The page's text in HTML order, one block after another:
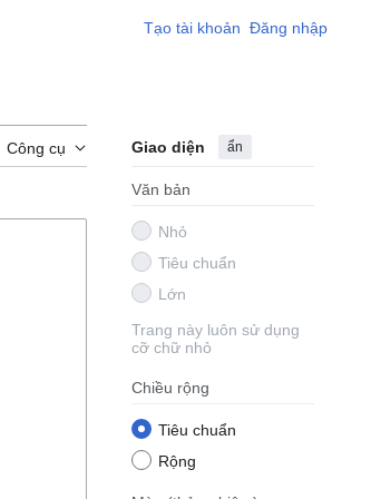
Tạo tài khoản Đăng nhập
Công cụ Giao diện ẩn
Văn bản
Nhỏ
Tiêu chuẩn
Lớn
Trang này luôn sử dụng
cỡ chữ nhỏ
Chiều rộng
Tiêu chuẩn
Rộng